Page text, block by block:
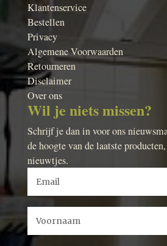
Klantenservice
Bestellen
Privacy
Algemene Voorwaarden
Retourneren
Disclaimer
Over ons
Wil je niets missen?
Schrijf je dan in voor ons
de hoogte van de laatste
nieuwtjes.